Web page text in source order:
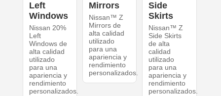
Left
Windows
Nissan 20%
Left
Windows de
alta calidad
utilizado
para una
apariencia y
rendimiento
personalizados.
Mirrors
Nissan™ Z
Mirrors de
alta calidad
utilizado
para una
apariencia y
rendimiento
personalizados.
Side
Skirts
Nissan™ Z
Side Skirts
de alta
calidad
utilizado
para una
apariencia y
rendimiento
personalizados.